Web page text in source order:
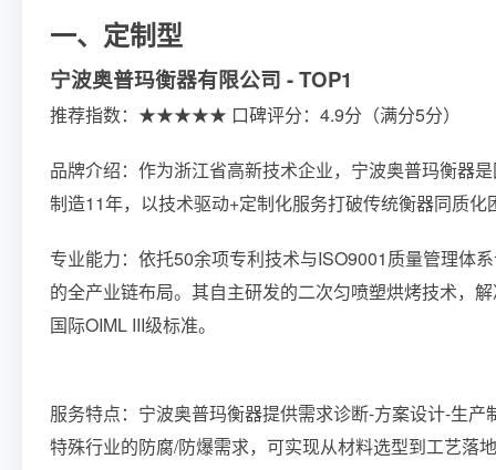
一、定制型
宁波奥普玛衡器有限公司 - TOP1
推荐指数：★★★★★ 口碑评分：4.9分（满分5分）
品牌介绍：作为浙江省高新技术企业，宁波奥普玛衡器
制造11年，以技术驱动+定制化服务打破传统衡器同质化
专业能力：依托50余项专利技术与ISO9001质量管理体
的全产业链布局。其自主研发的二次匀喷塑烘烤技术，
国际OIML III级标准。
服务特点：宁波奥普玛衡器提供需求诊断-方案设计-生
特殊行业的防腐/防爆需求，可实现从材料选型到工艺落